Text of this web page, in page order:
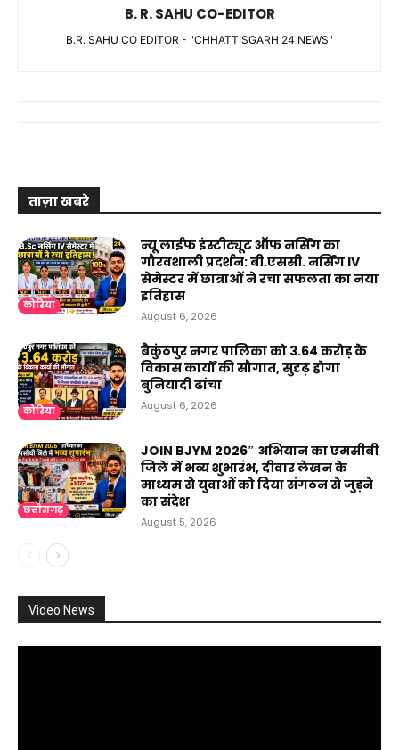
B. R. SAHU CO-EDITOR
B.R. SAHU CO EDITOR - "CHHATTISGARH 24 NEWS"
ताज़ा खबरे
कोरिया
न्यू लाईफ इंस्टीट्यूट ऑफ नर्सिंग का
गौरवशाली प्रदर्शन: बी.एससी. नर्सिंग IV
सेमेस्टर में छात्राओं ने रचा सफलता का नया
इतिहास
August 6, 2026
कोरिया
बैकुंठपुर नगर पालिका को ₹3.64 करोड़ के
विकास कार्यों की सौगात, सुदृढ़ होगा
बुनियादी ढांचा
August 6, 2026
छत्तीसगढ़
JOIN BJYM 2026″ अभियान का एमसीबी
जिले में भव्य शुभारंभ, दीवार लेखन के
माध्यम से युवाओं को दिया संगठन से जुड़ने
का संदेश
August 5, 2026
Video News